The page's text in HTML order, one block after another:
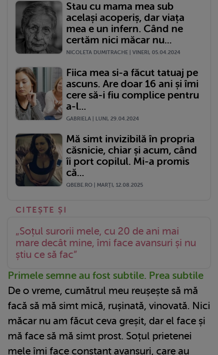
Stau cu mama mea sub
același acoperiș, dar viața
mea e un infern. Când ne
certăm nici măcar nu...
NICOLETA DUMITRACHE | VINERI, 05.04.2024
Fiica mea si-a făcut tatuaj pe
ascuns. Are doar 16 ani și îmi
cere să-i fiu complice pentru
a-l...
GABRIELA | LUNI, 29.04.2024
Mă simt invizibilă în propria
căsnicie, chiar și acum, când
îi port copilul. Mi-a promis
că...
QBEBE.RO | MARŢI, 12.08.2025
„Soțul surorii mele, cu 20 de ani mai
mare decât mine, îmi face avansuri și nu
știu ce să fac”
Primele semne au fost subtile. Prea subtile
De o vreme, cumătrul meu reușește să mă
facă să mă simt mică, rușinată, vinovată. Nici
măcar nu am făcut ceva greșit, dar el face și
mă face să mă simt prost. Soțul prietenei
mele îmi face constant avansuri, care au